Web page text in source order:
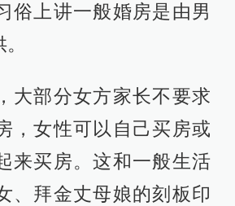
俗上讲一般婚房是由男
大部分女方家长不要求
，女性可以自己买房或
来买房。这和一般生活
、拜金丈母娘的刻板印